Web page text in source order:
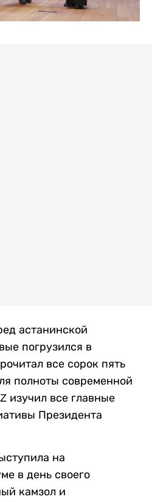
астанинской
погрузился в
все сорок пять
полноты современной
изучил все главные
Президента
на
в день своего
камзол и